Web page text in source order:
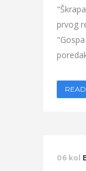
prvog
06 kol